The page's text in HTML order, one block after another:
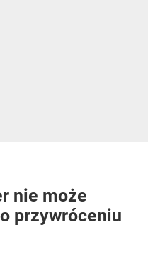
nie może
przywróceniu